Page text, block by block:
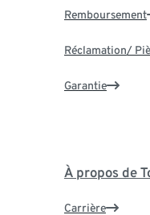
Remboursement
Réclamation/
Garantie
À propos de
Carrière